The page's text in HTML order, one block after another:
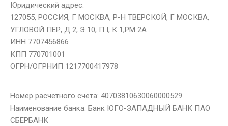
Юридический адрес:
127055, РОССИЯ, Г МОСКВА, Р-Н ТВЕРСКОЙ, Г МОСКВА,
УГЛОВОЙ ПЕР, Д 2, Э 10, П I, К 1,РМ 2А
ИНН 7707456866
КПП 770701001
ОГРН/ОГРНИП 1217700417978
Номер расчетного счета: 40703810630060000529
Наименование банка: Банк ЮГО-ЗАПАДНЫЙ БАНК ПАО
СБЕРБАНК